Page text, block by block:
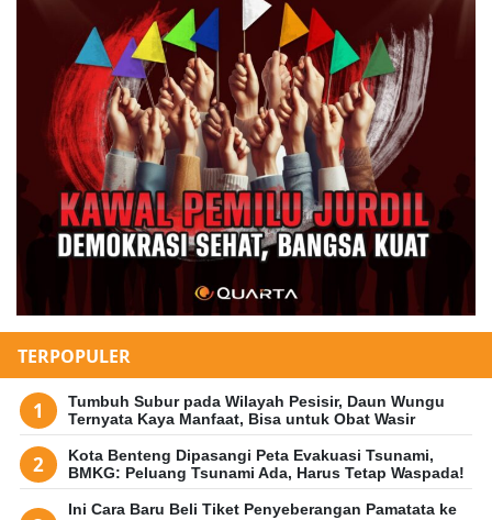
TERPOPULER
Tumbuh Subur pada Wilayah Pesisir, Daun Wungu
Ternyata Kaya Manfaat, Bisa untuk Obat Wasir
Kota Benteng Dipasangi Peta Evakuasi Tsunami,
BMKG: Peluang Tsunami Ada, Harus Tetap Waspada!
Ini Cara Baru Beli Tiket Penyeberangan Pamatata ke